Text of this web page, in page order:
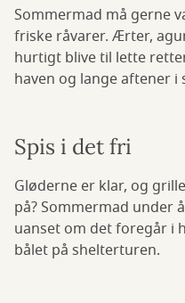
Sommermad må gerne
friske råvarer. Ærter,
hurtigt blive til lette
haven og lange aftener i
Spis i det fri
Gløderne er klar, og
på? Sommermad under
uanset om det foregår i
bålet på shelterturen.